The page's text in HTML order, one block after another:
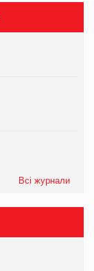
Всі журнали